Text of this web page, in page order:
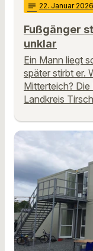
notes 22. Januar
Fußgänger
unklar
Ein Mann liegt
später stirbt er.
Mitterteich? Die
Landkreis